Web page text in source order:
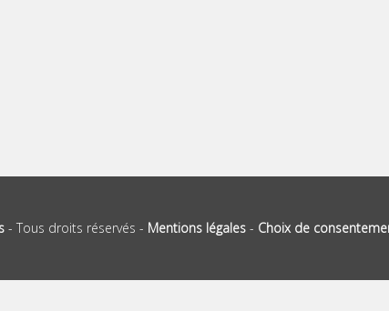
- Tous droits réservés - Mentions légales- Choix de